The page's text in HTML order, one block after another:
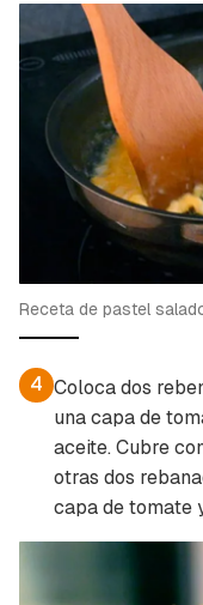
Receta de pastel
4 Coloca dos
una capa de
aceite. Cubre
otras dos
capa de tomate